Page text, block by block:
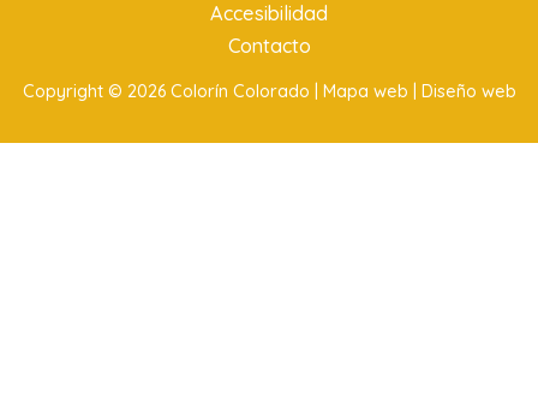
Accesibilidad
Contacto
Copyright © 2026 Colorín Colorado | Mapa web | Diseño web